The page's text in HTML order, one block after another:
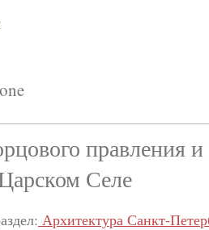
правления
Селе
Архитектура Санкт-